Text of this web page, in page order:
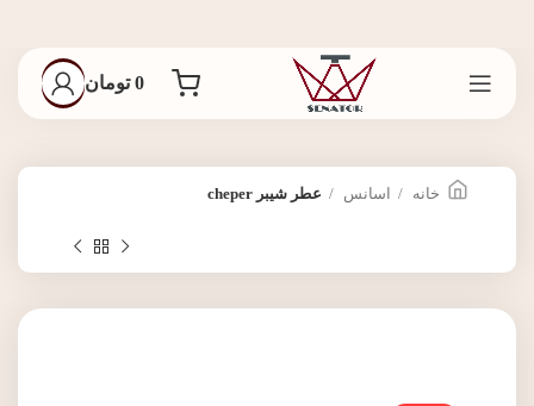
0 تومان
خانه اسانس عطر شیبر cheper